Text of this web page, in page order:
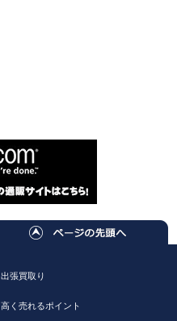
出張買取り
高く売れるポイント